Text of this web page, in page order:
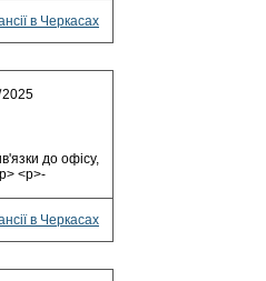
в Черкасах
до офісу,
<p>-
в Черкасах